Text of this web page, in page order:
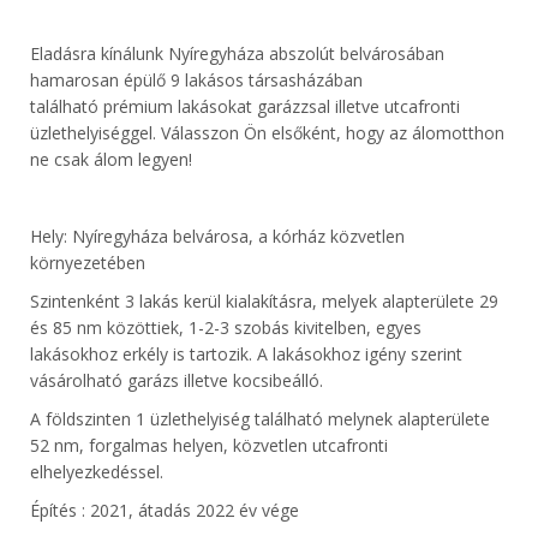
Eladásra kínálunk Nyíregyháza abszolút belvárosában
hamarosan épülő 9 lakásos társasházában
található prémium lakásokat garázzsal illetve utcafronti
üzlethelyiséggel. Válasszon Ön elsőként, hogy az álomotthon
ne csak álom legyen!
Hely: Nyíregyháza belvárosa, a kórház közvetlen
környezetében
Szintenként 3 lakás kerül kialakításra, melyek alapterülete 29
és 85 nm közöttiek, 1-2-3 szobás kivitelben, egyes
lakásokhoz erkély is tartozik. A lakásokhoz igény szerint
vásárolható garázs illetve kocsibeálló.
A földszinten 1 üzlethelyiség található melynek alapterülete
52 nm, forgalmas helyen, közvetlen utcafronti
elhelyezkedéssel.
Építés : 2021, átadás 2022 év vége